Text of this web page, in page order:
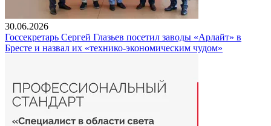
30.06.2026
Госсекретарь Сергей Глазьев посетил заводы «Арлайт» в
Бресте и назвал их «технико-экономическим чудом»